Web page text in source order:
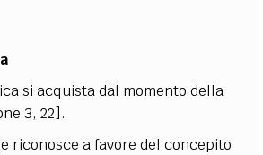
SOCIAL MEDIA
si acquista dal momento della
3, 22].
riconosce a favore del concepito